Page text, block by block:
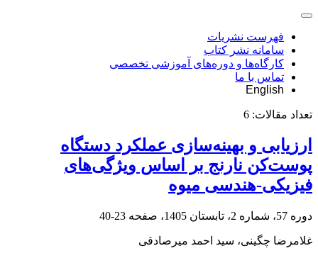
فهرست نشریات
سامانه نشر کتاب
کارگاه‌ها و دوره‌های آموزشی تخصصی
تماس با ما
English
تعداد مقالات: 6
ارزیابی و بهینه‌سازی عملکرد دستگاه
پوست‌کن نارنج بر اساس ویژگی‌های
فیزیکی-هندسی میوه
دوره 57، شماره 2، تابستان 1405، صفحه 23-40
غلامرضا چگینی، سید احمد میرصادقی